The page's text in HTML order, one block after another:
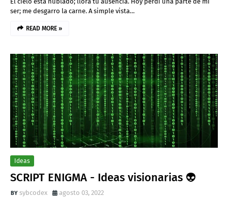
ser; me desgarro la carne. A simple vista…
READ MORE »
Ideas
SCRIPT ENIGMA - Ideas visionarias 👽
sybcodex
agosto 03, 2022